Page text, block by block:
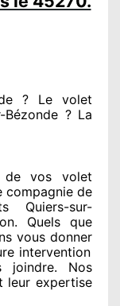
? Le volet
Bézonde ? La
de vos volet
compagnie de
Quiers-sur-
Quels que
vous donner
intervention
joindre. Nos
leur expertise